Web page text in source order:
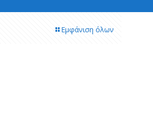
Εμφάνιση όλων